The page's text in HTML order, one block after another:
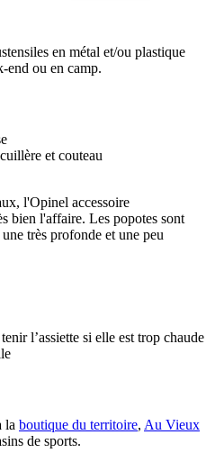
en métal et/ou plastique
end ou en camp.
et couteau
l'Opinel accessoire
bien l'affaire. Les popotes sont
très profonde et une peu
l’assiette si elle est trop chaude
la boutique du territoire, Au Vieux
de sports.